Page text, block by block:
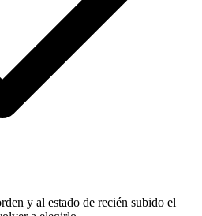
y al estado de recién subido el